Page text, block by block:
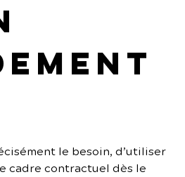
le besoin, d’utiliser
cadre contractuel dès le